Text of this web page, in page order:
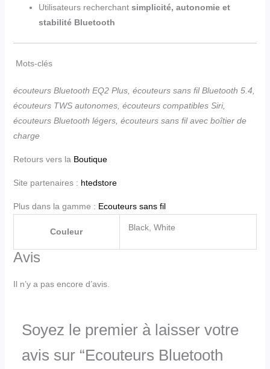
Utilisateurs recherchant simplicité, autonomie et
stabilité Bluetooth
Mots-clés
écouteurs Bluetooth EQ2 Plus, écouteurs sans fil Bluetooth 5.4,
écouteurs TWS autonomes, écouteurs compatibles Siri,
écouteurs Bluetooth légers, écouteurs sans fil avec boîtier de
charge
Retours vers la Boutique
Site partenaires : htedstore
Plus dans la gamme : Ecouteurs sans fil
Couleur Black, White
Avis
Il n’y a pas encore d’avis.
Soyez le premier à laisser votre
avis sur “Ecouteurs Bluetooth